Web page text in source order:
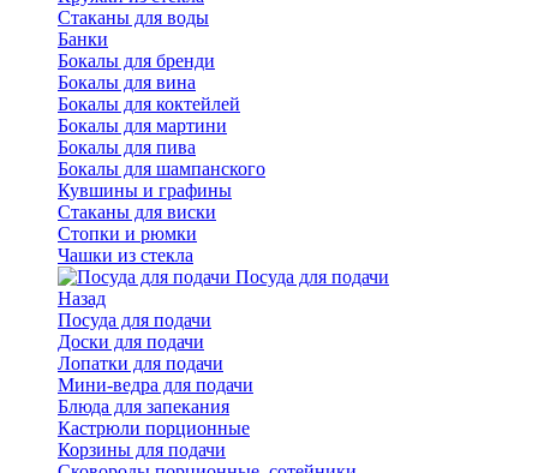
Стаканы для воды
Банки
Бокалы для бренди
Бокалы для вина
Бокалы для коктейлей
Бокалы для мартини
Бокалы для пива
Бокалы для шампанского
Кувшины и графины
Стаканы для виски
Стопки и рюмки
Чашки из стекла
Посуда для подачи
Назад
Посуда для подачи
Доски для подачи
Лопатки для подачи
Мини-ведра для подачи
Блюда для запекания
Кастрюли порционные
Корзины для подачи